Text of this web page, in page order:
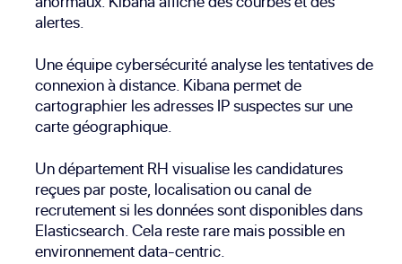
alertes.
Une équipe cybersécurité analyse les tentatives de
connexion à distance. Kibana permet de
cartographier les adresses IP suspectes sur une
carte géographique.
Un département RH visualise les candidatures
reçues par poste, localisation ou canal de
recrutement si les données sont disponibles dans
Elasticsearch. Cela reste rare mais possible en
environnement data-centric.